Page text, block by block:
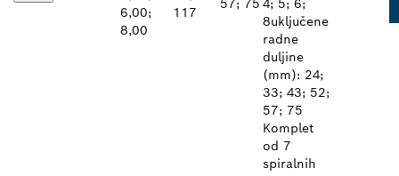
6,00;
8,00
117
57; 75 4; 5; 6;
8uključene
radne
duljine
(mm): 24;
33; 43; 52;
57; 75
Komplet
od 7
spiralnih